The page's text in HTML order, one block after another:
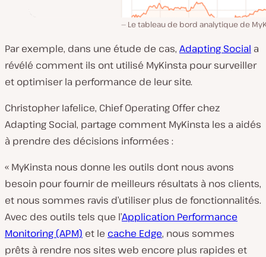
Le tableau de bord analytique de
Par exemple, dans une étude de cas, Adapting Social a
révélé comment ils ont utilisé MyKinsta pour surveiller
et optimiser la performance de leur site.
Christopher Iafelice, Chief Operating Offer chez
Adapting Social, partage comment MyKinsta les a aidés
à prendre des décisions informées :
« MyKinsta nous donne les outils dont nous avons
besoin pour fournir de meilleurs résultats à nos clients,
et nous sommes ravis d’utiliser plus de fonctionnalités.
Avec des outils tels que l’Application Performance
Monitoring (APM) et le cache Edge, nous sommes
prêts à rendre nos sites web encore plus rapides et